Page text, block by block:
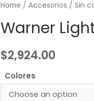
Home / Accesorios / Sin
Warner
$2,924.00
Colores